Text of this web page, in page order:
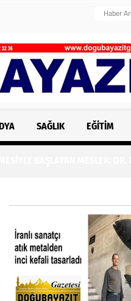
SAĞLIK EĞITIM